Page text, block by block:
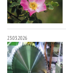
23.03.2026